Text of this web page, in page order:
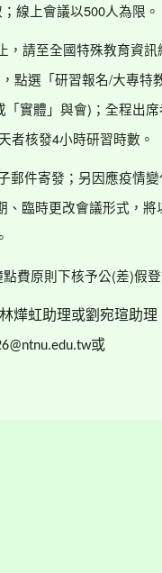
線上會議以500人為限。
，請至全國特殊教育資訊
，點選「研習報名/大專特
「實體」與會) ；全程出
者核發4小時研習時數。
郵件寄發；另因應疫情
、臨時更改會議形式，將
費原則下核予公(差)假登
燁虹助理或劉宛瑄助理
或